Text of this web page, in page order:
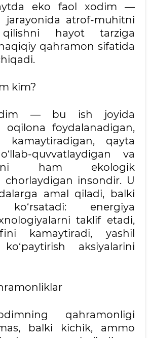
eko faol xodim —
jarayonida atrof-muhitni
qilishni hayot tarziga
qahramon sifatida
kim?
— bu ish joyida
oqilona foydalanadigan,
kamaytiradigan, qayta
quvvatlaydigan va
ham ekologik
chorlaydigan insondir. U
amal qiladi, balki
ko‘rsatadi: energiya
taklif etadi,
kamaytiradi, yashil
aksiyalarini
qahramonligi
balki kichik, ammo